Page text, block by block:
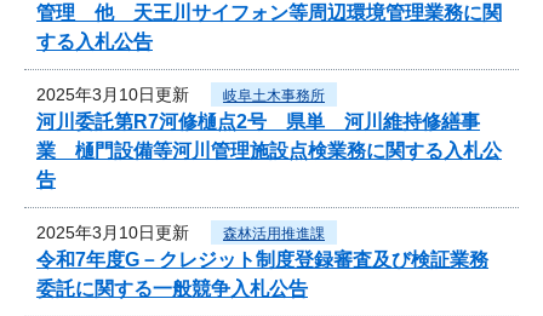
管理 他 天王川サイフォン等周辺環境管理業務に関
する入札公告
2025年3月10日更新 岐阜土木事務所
河川委託第R7河修樋点2号 県単 河川維持修繕事
業 樋門設備等河川管理施設点検業務に関する入札公
告
2025年3月10日更新 森林活用推進課
令和7年度G－クレジット制度登録審査及び検証業務
委託に関する一般競争入札公告